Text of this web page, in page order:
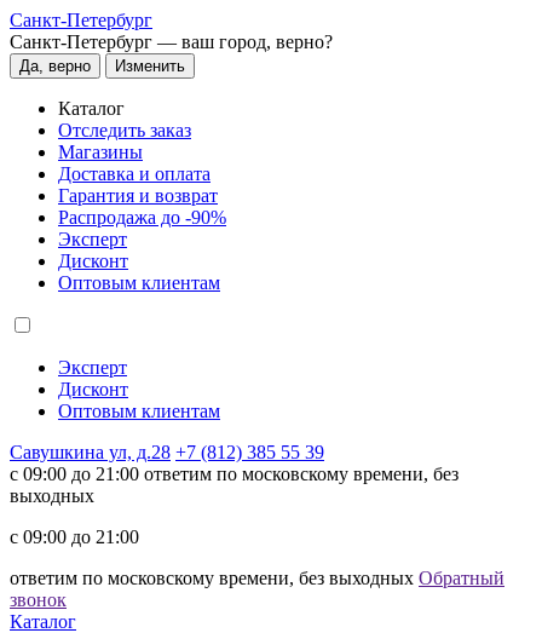
Санкт-Петербург
Санкт-Петербург — ваш город, верно?
Да, верно Изменить
Каталог
Отследить заказ
Магазины
Доставка и оплата
Гарантия и возврат
Распродажа до -90%
Эксперт
Дисконт
Оптовым клиентам
Эксперт
Дисконт
Оптовым клиентам
Савушкина ул, д.28 +7 (812) 385 55 39
c 09:00 до 21:00 ответим по московскому времени, без
выходных
c 09:00 до 21:00
ответим по московскому времени, без выходных Обратный
звонок
Каталог